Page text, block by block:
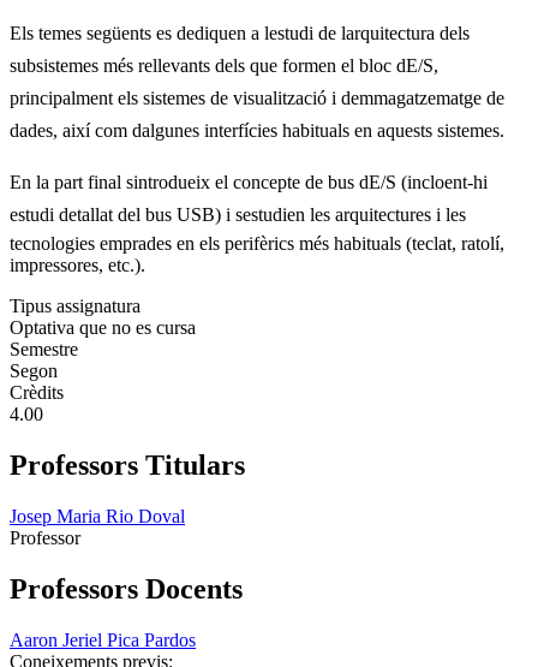
Els temes següents es dediquen a lestudi de larquitectura dels
subsistemes més rellevants dels que formen el bloc dE/S,
principalment els sistemes de visualització i demmagatzematge de
dades, així com dalgunes interfícies habituals en aquests sistemes.
En la part final sintrodueix el concepte de bus dE/S (incloent-hi
estudi detallat del bus USB) i sestudien les arquitectures i les
tecnologies emprades en els perifèrics més habituals (teclat, ratolí,
impressores, etc.).
Tipus assignatura
Optativa que no es cursa
Semestre
Segon
Crèdits
4.00
Professors Titulars
Josep Maria Rio Doval
Professor
Professors Docents
Aaron Jeriel Pica Pardos
Coneixements previs: